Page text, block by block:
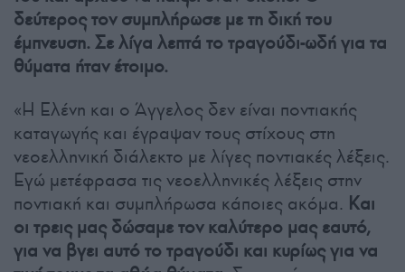
δεύτερος τον συμπλήρωσε με τη δική του
έμπνευση. Σε λίγα λεπτά το τραγούδι-ωδή για τα
θύματα ήταν έτοιμο.
«Η Ελένη και ο Άγγελος δεν είναι ποντιακής
καταγωγής και έγραψαν τους στίχους στη
νεοελληνική διάλεκτο με λίγες ποντιακές λέξεις.
Εγώ μετέφρασα τις νεοελληνικές λέξεις στην
ποντιακή και συμπλήρωσα κάποιες ακόμα. Και
οι τρεις μας δώσαμε τον καλύτερο μας εαυτό,
για να βγει αυτό το τραγούδι και κυρίως για να